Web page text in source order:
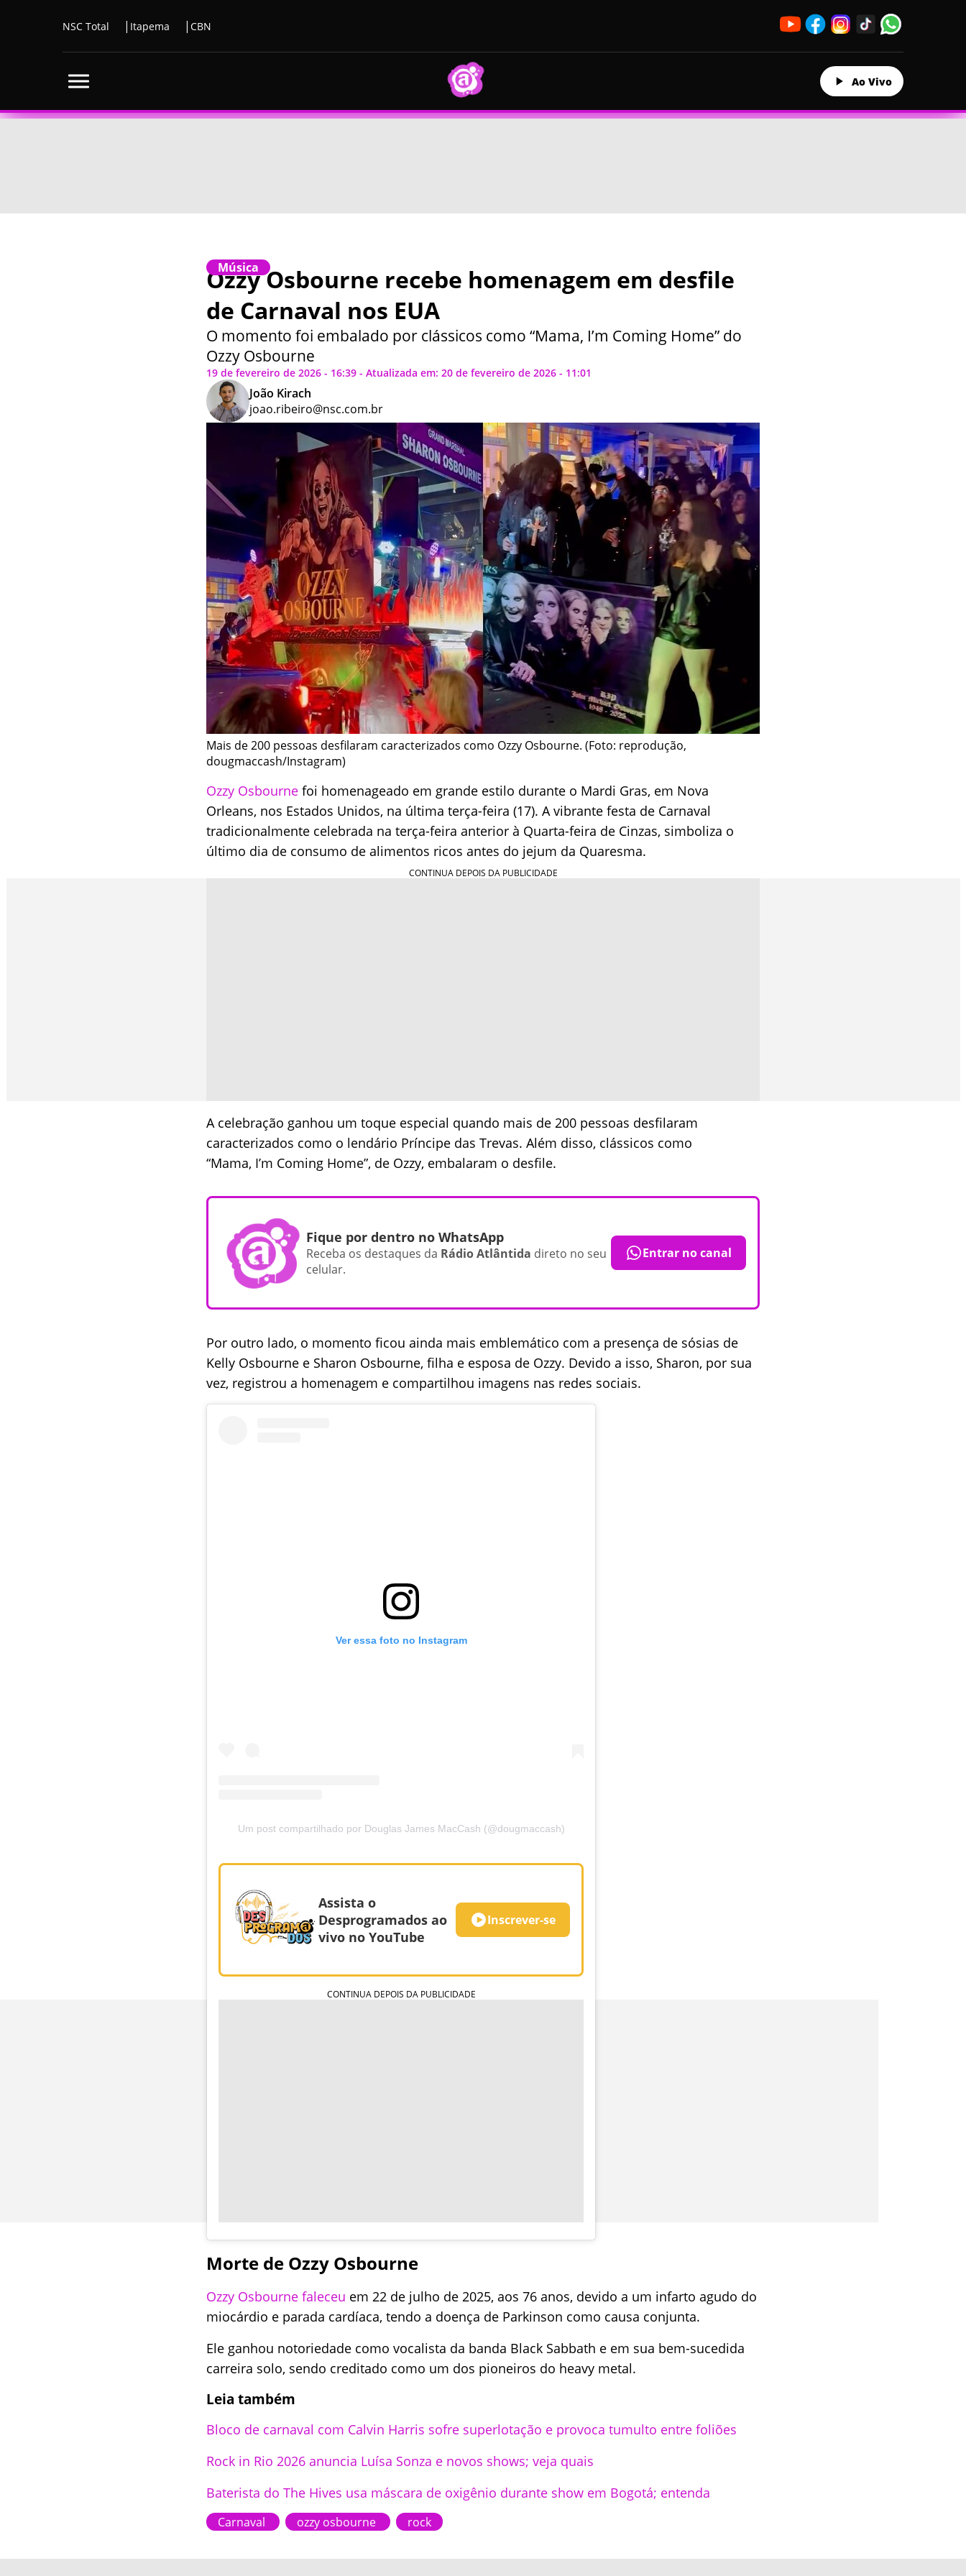
NSC Total Itapema CBN
Ao Vivo
Música
Ozzy Osbourne recebe homenagem em desfile
de Carnaval nos EUA
O momento foi embalado por clássicos como “Mama, I’m Coming Home” do
Ozzy Osbourne
19 de fevereiro de 2026 - 16:39 - Atualizada em: 20 de fevereiro de 2026 - 11:01
João Kirach
joao.ribeiro@nsc.com.br
Mais de 200 pessoas desfilaram caracterizados como Ozzy Osbourne. (Foto: reprodução,
dougmaccash/Instagram)
Ozzy Osbourne foi homenageado em grande estilo durante o Mardi Gras, em Nova
Orleans, nos Estados Unidos, na última terça-feira (17). A vibrante festa de Carnaval
tradicionalmente celebrada na terça-feira anterior à Quarta-feira de Cinzas, simboliza o
último dia de consumo de alimentos ricos antes do jejum da Quaresma.
A celebração ganhou um toque especial quando mais de 200 pessoas desfilaram
caracterizados como o lendário Príncipe das Trevas. Além disso, clássicos como
“Mama, I’m Coming Home”, de Ozzy, embalaram o desfile.
Fique por dentro no WhatsApp
Receba os destaques da Rádio Atlântida direto no seu
celular.
Entrar no canal
Por outro lado, o momento ficou ainda mais emblemático com a presença de sósias de
Kelly Osbourne e Sharon Osbourne, filha e esposa de Ozzy. Devido a isso, Sharon, por sua
vez, registrou a homenagem e compartilhou imagens nas redes sociais.
Ver essa foto no Instagram
Um post compartilhado por Douglas James MacCash (@dougmaccash)
Assista o
Desprogramados ao
vivo no YouTube
Inscrever-se
Morte de Ozzy Osbourne
Ozzy Osbourne faleceu em 22 de julho de 2025, aos 76 anos, devido a um infarto agudo do
miocárdio e parada cardíaca, tendo a doença de Parkinson como causa conjunta.
Ele ganhou notoriedade como vocalista da banda Black Sabbath e em sua bem-sucedida
carreira solo, sendo creditado como um dos pioneiros do heavy metal.
Leia também
Bloco de carnaval com Calvin Harris sofre superlotação e provoca tumulto entre foliões
Rock in Rio 2026 anuncia Luísa Sonza e novos shows; veja quais
Baterista do The Hives usa máscara de oxigênio durante show em Bogotá; entenda
Carnaval ozzy osbourne rock